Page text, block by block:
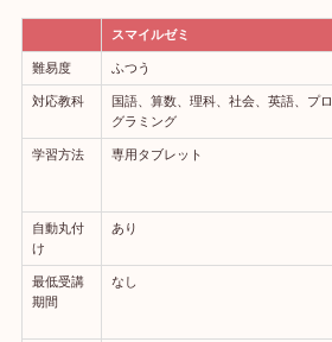
スマイルゼミ
難易度 ふつう
対応教科
国語、算数、理科、社会、英語、プロ
グラミング
学習方法 専用タブレット
自動丸付
け
あり
最低受講
期間
なし